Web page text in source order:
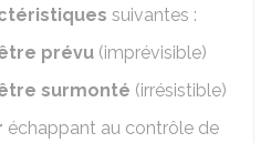
suivantes :
prévu (imprévisible)
surmonté (irrésistible)
échappant au contrôle de